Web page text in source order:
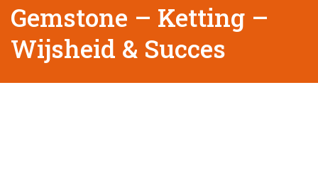
Gemstone – Ketting –
Wijsheid & Succes